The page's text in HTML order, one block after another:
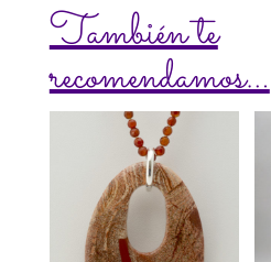
También te
recomendamos…